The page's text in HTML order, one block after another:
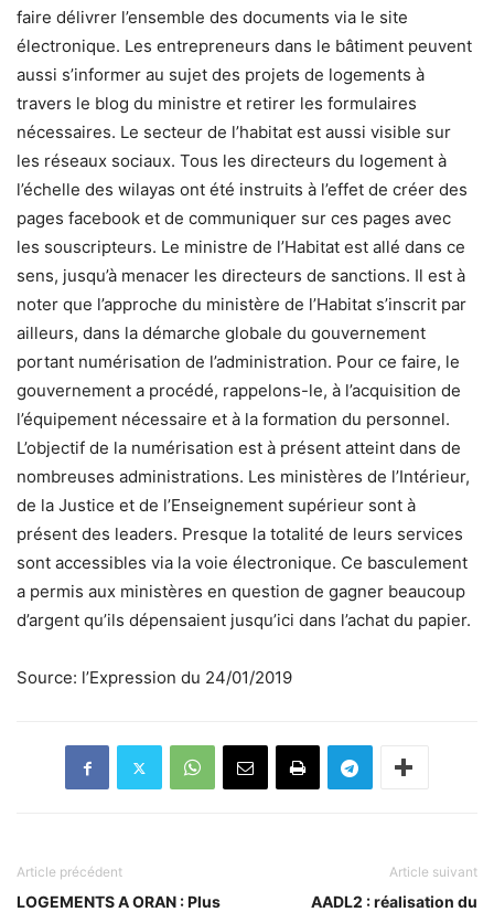
faire délivrer l’ensemble des documents via le site
électronique. Les entrepreneurs dans le bâtiment peuvent
aussi s’informer au sujet des projets de logements à
travers le blog du ministre et retirer les formulaires
nécessaires. Le secteur de l’habitat est aussi visible sur
les réseaux sociaux. Tous les directeurs du logement à
l’échelle des wilayas ont été instruits à l’effet de créer des
pages facebook et de communiquer sur ces pages avec
les souscripteurs. Le ministre de l’Habitat est allé dans ce
sens, jusqu’à menacer les directeurs de sanctions. Il est à
noter que l’approche du ministère de l’Habitat s’inscrit par
ailleurs, dans la démarche globale du gouvernement
portant numérisation de l’administration. Pour ce faire, le
gouvernement a procédé, rappelons-le, à l’acquisition de
l’équipement nécessaire et à la formation du personnel.
L’objectif de la numérisation est à présent atteint dans de
nombreuses administrations. Les ministères de l’Intérieur,
de la Justice et de l’Enseignement supérieur sont à
présent des leaders. Presque la totalité de leurs services
sont accessibles via la voie électronique. Ce basculement
a permis aux ministères en question de gagner beaucoup
d’argent qu’ils dépensaient jusqu’ici dans l’achat du papier.
Source: l’Expression du 24/01/2019
Article précédent
LOGEMENTS A ORAN : Plus
Article suivant
AADL2 : réalisation du